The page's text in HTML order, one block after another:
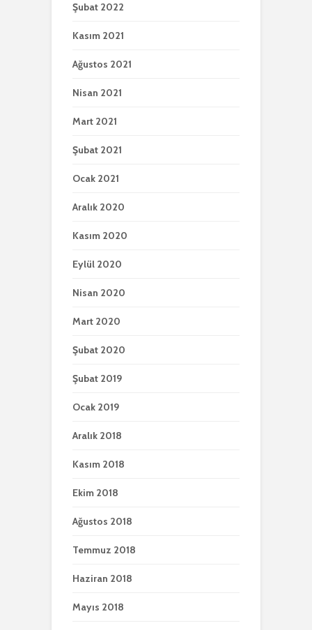
Şubat 2022
Kasım 2021
Ağustos 2021
Nisan 2021
Mart 2021
Şubat 2021
Ocak 2021
Aralık 2020
Kasım 2020
Eylül 2020
Nisan 2020
Mart 2020
Şubat 2020
Şubat 2019
Ocak 2019
Aralık 2018
Kasım 2018
Ekim 2018
Ağustos 2018
Temmuz 2018
Haziran 2018
Mayıs 2018